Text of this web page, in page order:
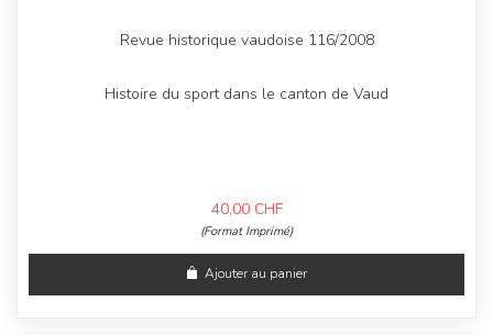
Revue historique vaudoise 116/2008
Histoire du sport dans le canton de Vaud
40,00 CHF
(Format Imprimé)
Ajouter au panier